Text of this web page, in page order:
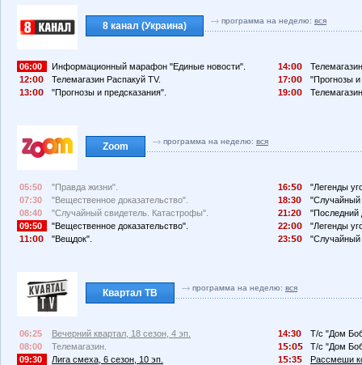
8 канал (Украина) программа на неделю: вся
06:00
Информационный марафон "Единые новости".
12:
Телемагазин Распакуй TV.
13:
"Прогнозы и предсказания".
14:
17:
"Прогнозы и
19:
Zoom программа на неделю: вся
05:50
"Правда жизни".
07:30
"Вещественное доказательство".
08:40
"Случайный свидетель. Катастрофы".
09:50
"Вещественное доказательство".
11:
"Вещдок".
16:
"Легенды
18:3
"Случайный
21:2
"Последний
22:
"Легенды
23:
"Случайный
Квартал ТВ программа на неделю: вся
06:25
Вечерний квартал, 18 сезон, 4 эп.
08:00
Телемагазин.
09:30
Лига смеха, 6 сезон, 10 эп.
14:3
Т/с "Дом
1
:
Т/с "Дом
1
:3
Рассмеши